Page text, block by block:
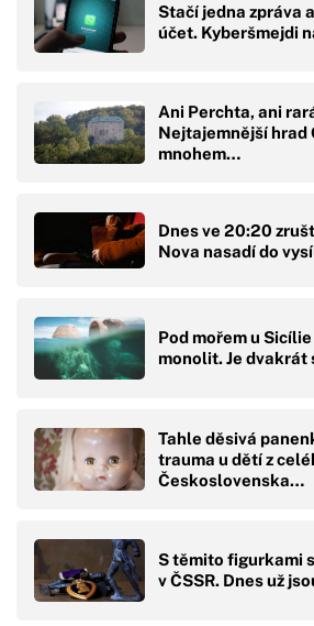
Stačí jedna zpráva
účet. Kyberšmejdi
Ani Perchta, ani
Nejtajemnější hrad
mnohem…
Dnes ve 20:20
Nova nasadí do
Pod mořem u
monolit. Je
Tahle děsivá
trauma u dětí z
Československa…
S těmito figurkami
v ČSSR. Dnes už